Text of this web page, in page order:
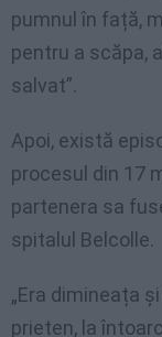
pumnul în față,
pentru a scăpa,
salvat”.
Apoi, există
procesul din 17
partenera sa
spitalul Belcolle.
„Era dimineața
prieten, la